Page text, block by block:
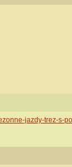
jazdy-trez-s-